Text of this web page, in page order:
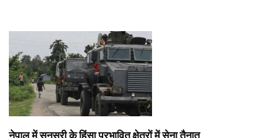
नेपाल में सुनसरी के हिंसा प्रभावित क्षेत्रों में सेना तैनात